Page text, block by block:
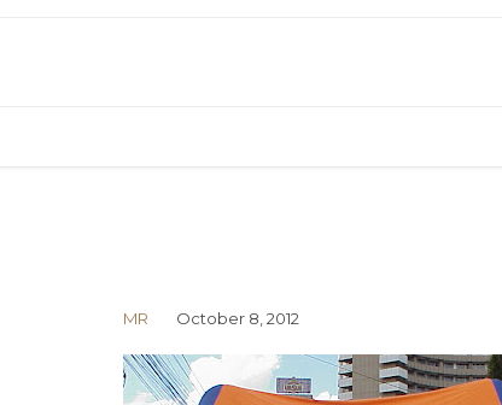
MR October 8, 2012